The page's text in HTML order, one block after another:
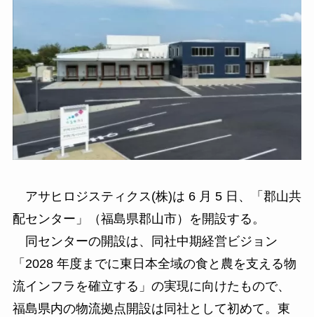
アサヒロジスティクス(株)は 6 月 5 日、「郡山共
配センター」（福島県郡山市）を開設する。
同センターの開設は、同社中期経営ビジョン
「2028 年度までに東日本全域の食と農を支える物
流インフラを確立する」の実現に向けたもので、
福島県内の物流拠点開設は同社として初めて。東